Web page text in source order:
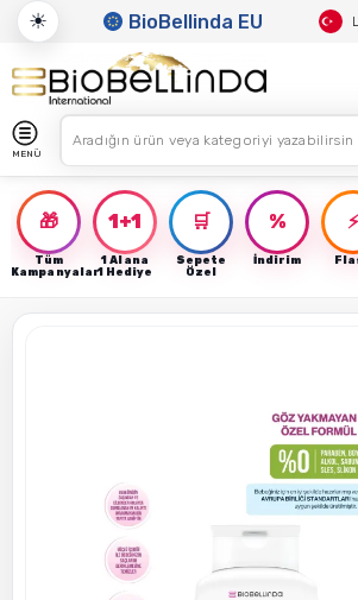
☀ BioBellinda EU
MENÜ
🎁
Tüm
Kampanyalar
1+1
1 Alana
1 Hediye
🛒
Sepete
Özel
%
İndirim
⚡